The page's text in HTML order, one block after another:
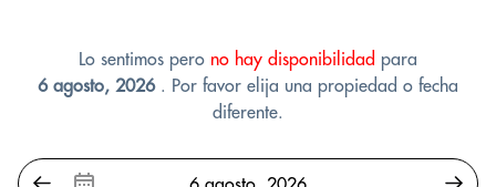
Lo sentimos pero no hay disponibilidad para
6 agosto, 2026. Por favor elija una propiedad o fecha
diferente.